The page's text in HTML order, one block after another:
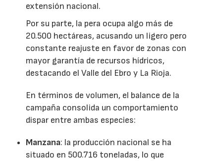
extensión nacional.
Por su parte, la pera ocupa algo más de
20.500 hectáreas, acusando un ligero pero
constante reajuste en favor de zonas con
mayor garantía de recursos hídricos,
destacando el Valle del Ebro y La Rioja.
En términos de volumen, el balance de la
campaña consolida un comportamiento
dispar entre ambas especies:
Manzana: la producción nacional se ha
situado en 500.716 toneladas, lo que